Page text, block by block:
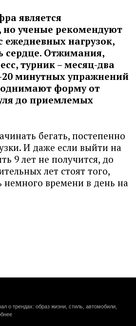
является
ученые рекомендуют
ежедневных нагрузок,
сердце. Отжимания,
турник – месяц-два
минутных упражнений
форму от
до приемлемых
бегать, постепенно
И даже если выйти на
9 лет не получится, до
лет стоят того,
немного времени в день на
о трендах: образ жизни, стиль, автомобили,